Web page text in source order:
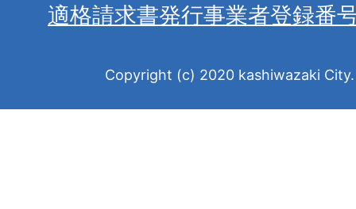
適格請求書発行事業者登録番
Copyright (c) 2020 kashiwazaki